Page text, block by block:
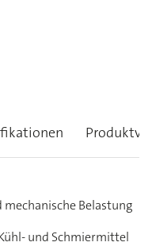
Belastung
und Schmiermittel